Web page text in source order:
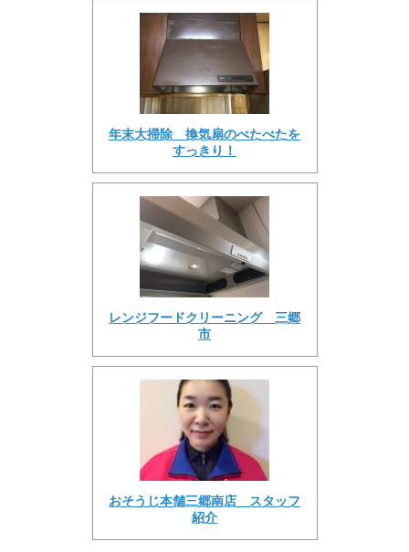
年末大掃除 換気扇のべたべたを
すっきり！
レンジフードクリーニング 三郷
市
おそうじ本舗三郷南店 スタッフ
紹介